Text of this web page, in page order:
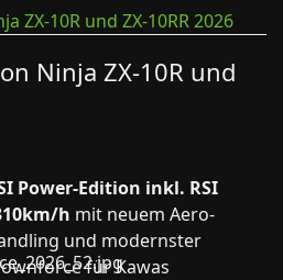
Ninja ZX-10R und
Power-Edition inkl. RSI
h mit neuem Aero-
und modernster
für Kawas